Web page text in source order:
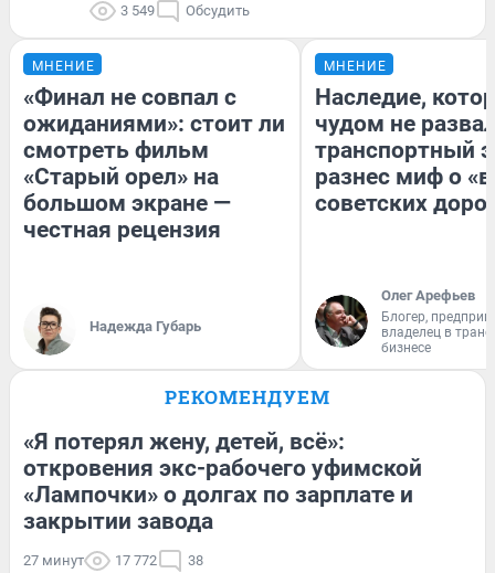
3 549 Обсудить
МНЕНИЕ
«Финал не совпал с
ожиданиями»: стоит ли
смотреть фильм
«Старый орел» на
большом экране —
честная рецензия
Надежда Губарь
МНЕНИЕ
Наследие,
чудом не
транспортный
разнес миф о
советских
Олег Арефьев
Блогер,
владелец в
бизнесе
РЕКОМЕНДУЕМ
«Я потерял жену, детей, всё»:
откровения экс-рабочего уфимской
«Лампочки» о долгах по зарплате и
закрытии завода
27 минут 17 772 38